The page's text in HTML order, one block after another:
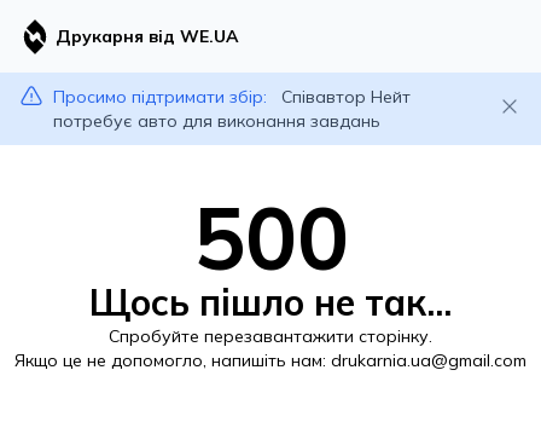
Друкарня від WE.UA
Просимо підтримати збір:
Співавтор Нейт
потребує авто для виконання завдань
500
Щось пішло не так...
Спробуйте перезавантажити сторінку.
Якщо це не допомогло, напишіть нам: drukarnia.ua@gmail.com